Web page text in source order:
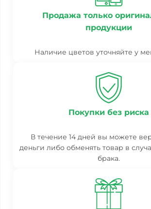
Продажа только
продукции
Наличие цветов уточняйте у
Покупки без риска
В течение 14 дней вы можете
деньги либо обменять товар в
брака.